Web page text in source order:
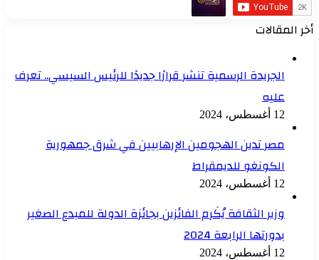
أخر المقالات
الجريدة الرسمية تنشر قرارًا جديدًا للرئيس السيسي.. تعرف
عليه
12 أغسطس، 2024
مصر تدين الهجومين الإرهابيين في شرق جمهورية
الكونغو للديمقراط
12 أغسطس، 2024
وزير الثقافة يُكَرم الفائزين بجائزة الدولة للمبدع الصغير
بدورتها الرابعة 2024
12 أغسطس، 2024